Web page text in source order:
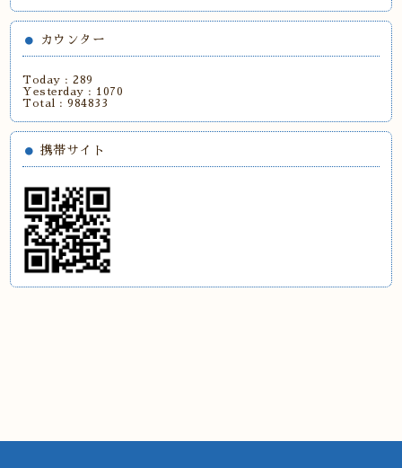
カウンター
Today :289
Yesterday : 1070
Total :984833
携帯サイト